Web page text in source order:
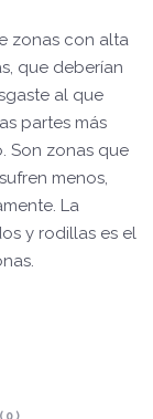
zonas con alta
que deberían
al que
partes más
Son zonas que
menos,
La
y rodillas es el